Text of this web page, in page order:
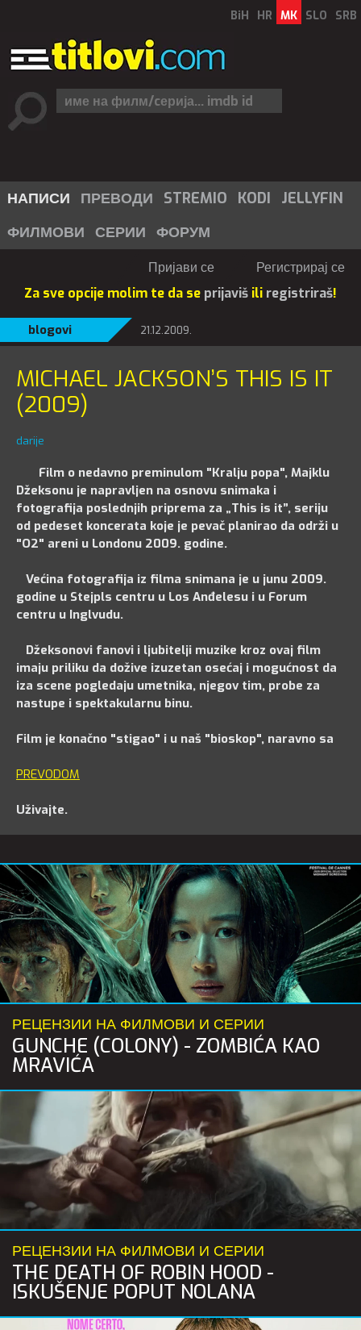
BiH HR MK SLO SRB
НАПИСИ ПРЕВОДИ STREMIO KODI
JELLYFIN
ФИЛМОВИ СЕРИИ ФОРУМ
Пријави се
Регистрирај се
Za sve opcije molim te da se prijaviš ili registriraš!
blogovi 21.12.2009.
MICHAEL JACKSON’S THIS IS IT
(2009)
darije
Film o nedavno preminulom "Kralju popa", Majklu
Džeksonu je napravljen na osnovu snimaka i
fotografija poslednjih priprema za „This is it”, seriju
od pedeset koncerata koje je pevač planirao da održi u
"O2" areni u Londonu 2009. godine.
Većina fotografija iz filma snimana je u junu 2009.
godine u Stejpls centru u Los Anđelesu i u Forum
centru u Inglvudu.
Džeksonovi fanovi i ljubitelji muzike kroz ovaj film
imaju priliku da dožive izuzetan osećaj i mogućnost da
iza scene pogledaju umetnika, njegov tim, probe za
nastupe i spektakularnu binu.
Film je konačno "stigao" i u naš "bioskop", naravno sa
PREVODOM
Uživajte.
РЕЦЕНЗИИ НА ФИЛМОВИ И СЕРИИ
GUNCHE (COLONY) - ZOMBIĆA KAO
MRAVIĆA
РЕЦЕНЗИИ НА ФИЛМОВИ И СЕРИИ
THE DEATH OF ROBIN HOOD -
ISKUŠENJE POPUT NOLANA